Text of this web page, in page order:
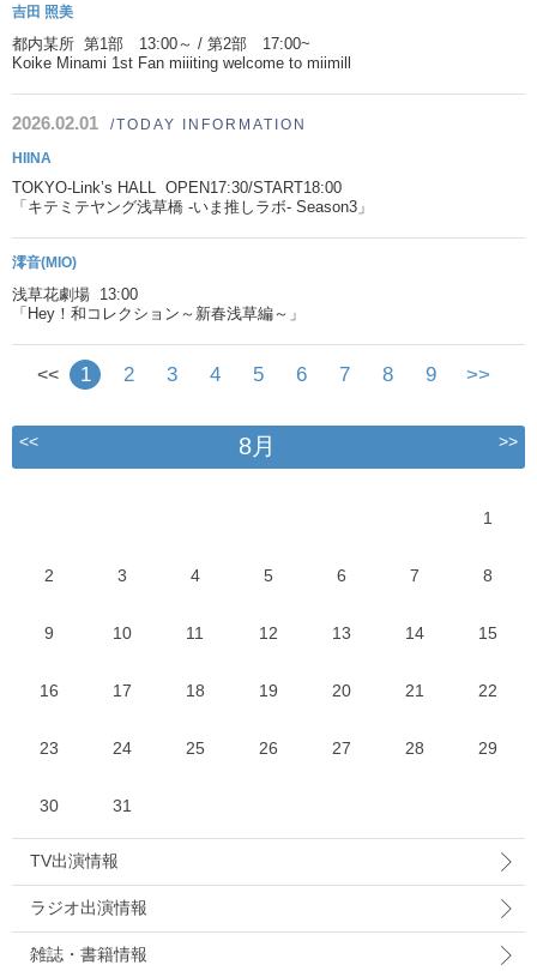
吉田 照美
都内某所 第1部 13:00～ / 第2部 17:00~
Koike Minami 1st Fan miiiting welcome to miimill
2026.02.01
/TODAY INFORMATION
HIINA
TOKYO-Link’s HALL OPEN17:30/START18:00
「キテミテヤング浅草橋 -いま推しラボ- Season3」
澪音(MIO)
浅草花劇場 13:00
「Hey！和コレクション～新春浅草編～」
<< 1 2 3 4 5 6 7 8 9 >>
<< 8月 >>
1
2 3 4 5 6 7 8
9 10 11 12 13 14 15
16 17 18 19 20 21 22
23 24 25 26 27 28 29
30 31
TV出演情報
ラジオ出演情報
雑誌・書籍情報